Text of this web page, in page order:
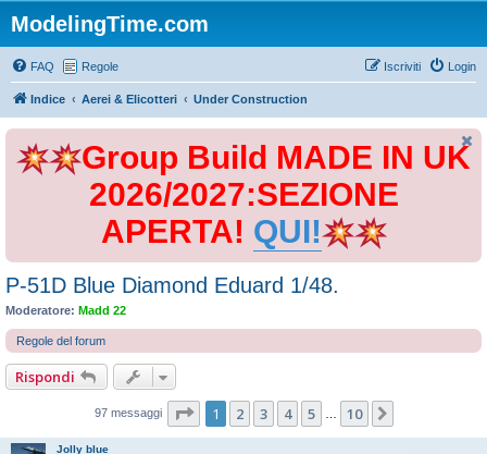
ModelingTime.com
FAQ Regole Login
Iscriviti
Indice Aerei & Elicotteri Under Construction
Group Build MADE IN UK
2026/2027:SEZIONE
APERTA! QUI!
P-51D Blue Diamond Eduard 1/48.
Moderatore: Madd 22
Regole del forum
Rispondi
97 messaggi Pagina di 10
1 2 3 4 5 10
Jolly blue